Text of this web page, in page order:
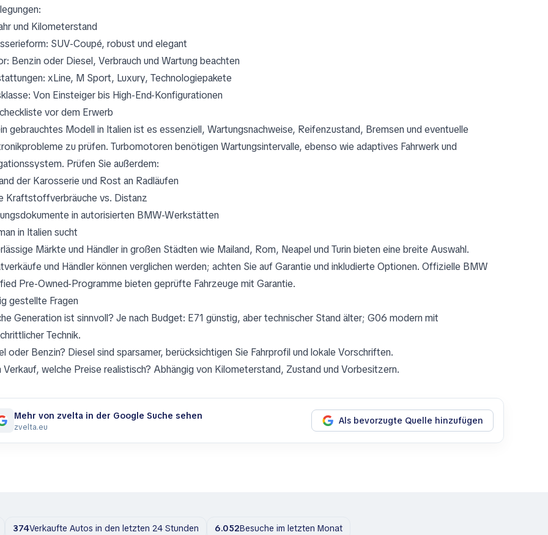
und Kilometerstand
SUV-Coupé, robust und elegant
Benzin oder Diesel, Verbrauch und Wartung beachten
xLine, M Sport, Luxury, Technologiepakete
Von Einsteiger bis High-End-Konfigurationen
vor dem Erwerb
gebrauchtes Modell in Italien ist es essenziell, Wartungsnachweise, Reifenzustand, Bremsen und eventuelle
zu prüfen. Turbomotoren benötigen Wartungsintervalle, ebenso wie adaptives Fahrwerk und
Prüfen Sie außerdem:
der Karosserie und Rost an Radläufen
Kraftstoffverbräuche vs. Distanz
in autorisierten BMW-Werkstätten
in Italien sucht
Märkte und Händler in großen Städten wie Mailand, Rom, Neapel und Turin bieten eine breite Auswahl.
und Händler können verglichen werden; achten Sie auf Garantie und inkludierte Optionen. Offizielle BMW
Pre-Owned-Programme bieten geprüfte Fahrzeuge mit Garantie.
gestellte Fragen
Generation ist sinnvoll? Je nach Budget: E71 günstig, aber technischer Stand älter; G06 modern mit
Technik.
oder Benzin? Diesel sind sparsamer, berücksichtigen Sie Fahrprofil und lokale Vorschriften.
Verkauf, welche Preise realistisch? Abhängig von Kilometerstand, Zustand und Vorbesitzern.
Mehr von zvelta in der Google Suche sehen
zvelta.eu
Als bevorzugte Quelle hinzufügen
374Verkaufte Autos in den letzten 24 Stunden 6.052Besuche im letzten Monat